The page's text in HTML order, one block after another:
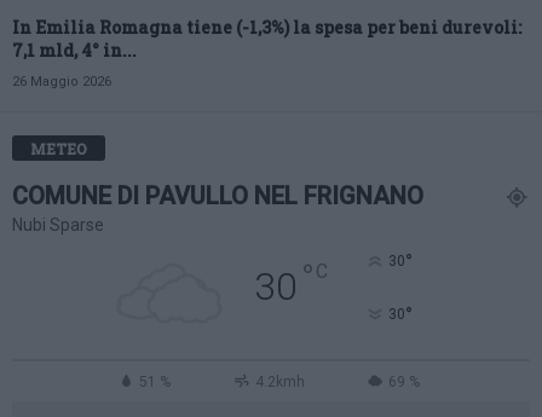
In Emilia Romagna tiene (-1,3%) la spesa per beni durevoli:
7,1 mld, 4° in...
26 Maggio 2026
METEO
COMUNE DI PAVULLO NEL FRIGNANO
Nubi Sparse
30 ° C 30°
30°
51 % 4.2kmh 69 %